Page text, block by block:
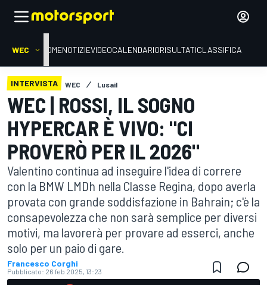
WEC HOMENOTIZIEVIDEOCALENDARIORISULTATICLASSIFICA
INTERVISTA WEC Lusail
WEC | ROSSI, IL SOGNO
HYPERCAR È VIVO: "CI
PROVERÒ PER IL 2026"
Valentino continua ad inseguire l'idea di correre
con la BMW LMDh nella Classe Regina, dopo averla
provata con grande soddisfazione in Bahrain; c'è la
consapevolezza che non sarà semplice per diversi
motivi, ma lavorerà per provare ad esserci, anche
solo per un paio di gare.
Francesco Corghi
Pubblicato: 26 feb 2025, 13:23